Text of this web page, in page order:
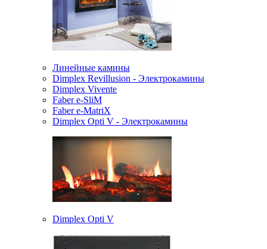
Линейные камины
Dimplex Revillusion - Электрокамины
Dimplex Vivente
Faber e-SliM
Faber e-MatriX
Dimplex Opti V - Электрокамины
Dimplex Opti V